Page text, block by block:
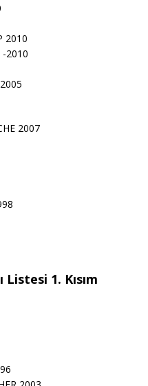
2010
-2010
2007
1. Kısım